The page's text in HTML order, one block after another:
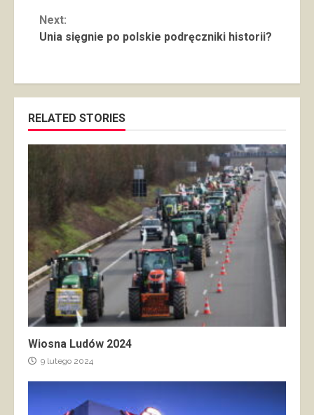
Next:
Unia sięgnie po polskie podręczniki historii?
RELATED STORIES
Wiosna Ludów 2024
9 lutego 2024